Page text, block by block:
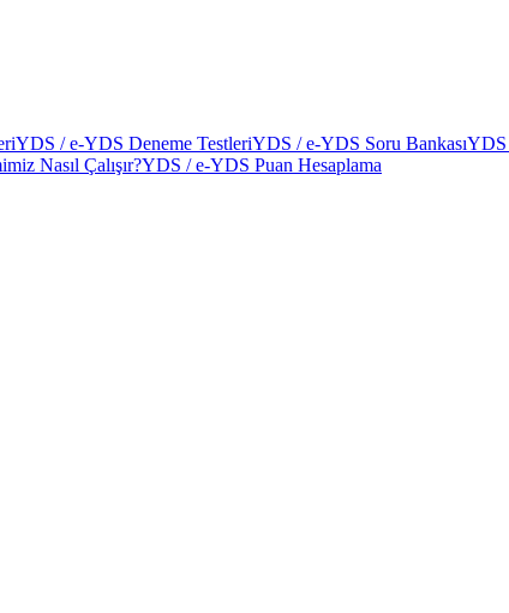
YDS / e-YDS Deneme TestleriYDS / e-YDS Soru BankasıYDS
Nasıl Çalışır?YDS / e-YDS Puan Hesaplama